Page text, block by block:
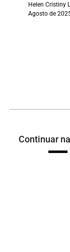
Helen Cristiny
Agosto de
Continuar